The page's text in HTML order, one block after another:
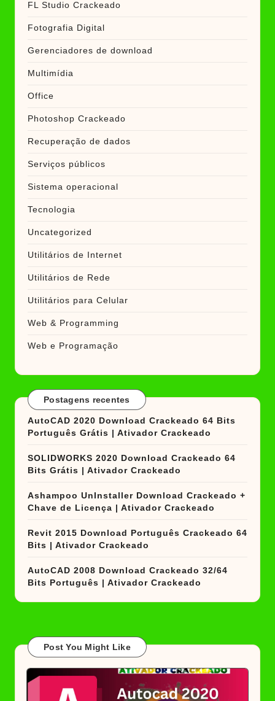
FL Studio Crackeado
Fotografia Digital
Gerenciadores de download
Multimídia
Office
Photoshop Crackeado
Recuperação de dados
Serviços públicos
Sistema operacional
Tecnologia
Uncategorized
Utilitários de Internet
Utilitários de Rede
Utilitários para Celular
Web & Programming
Web e Programação
Postagens recentes
AutoCAD 2020 Download Crackeado 64 Bits
Português Grátis | Ativador Crackeado
SOLIDWORKS 2020 Download Crackeado 64
Bits Grátis | Ativador Crackeado
Ashampoo UnInstaller Download Crackeado +
Chave de Licença | Ativador Crackeado
Revit 2015 Download Português Crackeado 64
Bits | Ativador Crackeado
AutoCAD 2008 Download Crackeado 32/64
Bits Português | Ativador Crackeado
Post You Might Like